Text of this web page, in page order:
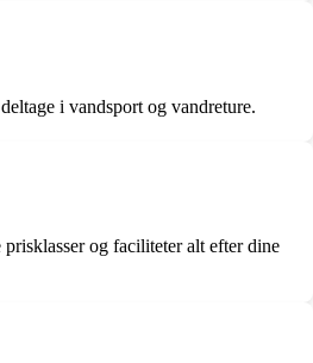
i vandsport og vandreture.
og faciliteter alt efter dine